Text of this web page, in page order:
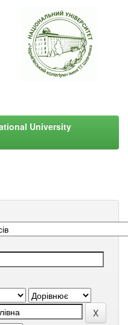
University